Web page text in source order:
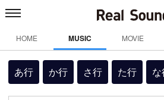
HOME MUSIC MOVIE
あ行 か行 さ行 た行